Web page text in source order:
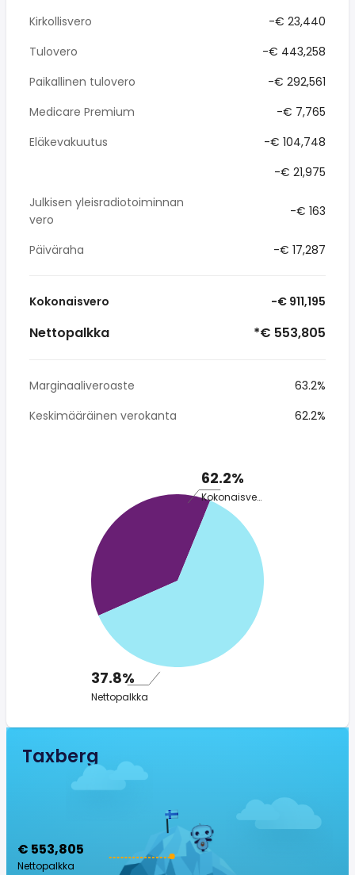
Kirkollisvero
-€ 23,440
Tulovero
-€ 443,258
Paikallinen tulovero
-€ 292,561
Medicare Premium
-€ 7,765
Eläkevakuutus
-€ 104,748
-€ 21,975
Julkisen yleisradiotoiminnan
vero
-€ 163
Päiväraha -€ 17,287
Kokonaisvero -€ 911,195
Nettopalkka *€ 553,805
Marginaaliveroaste
63.2%
Keskimääräinen verokanta
62.2%
62.2%
Kokonaisvero
37.8%
Nettopalkka
Taxberg
€ 553,805
Nettopalkka